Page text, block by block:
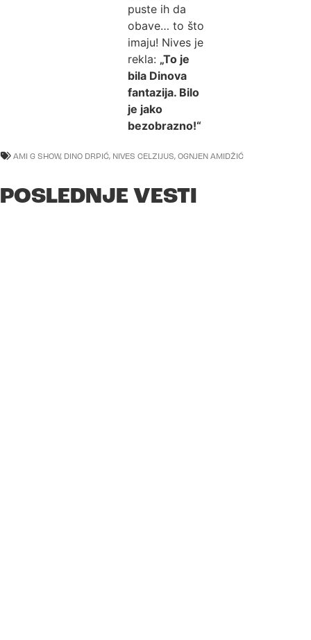
puste ih da
obave… to što
imaju! Nives je
rekla: „To je
bila Dinova
fantazija. Bilo
je jako
bezobrazno!“
AMI G SHOW, DINO DRPIĆ, NIVES CELZIJUS, OGNJEN AMIDŽIĆ
POSLEDNJE VESTI